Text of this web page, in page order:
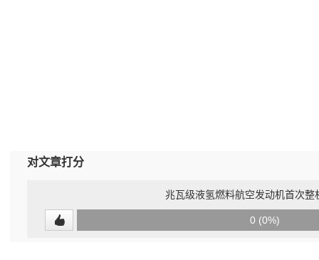
对文章打分
兆瓦级液氢燃料航空发动机首次整
0 (0%)